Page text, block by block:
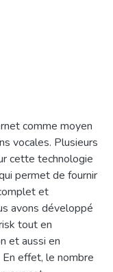
comme moyen
vocales. Plusieurs
cette technologie
permet de fournir
et
avons développé
tout en
et aussi en
effet, le nombre